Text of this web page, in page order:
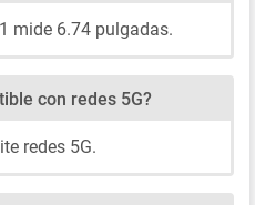
mide 6.74 pulgadas.
con redes 5G?
redes 5G.